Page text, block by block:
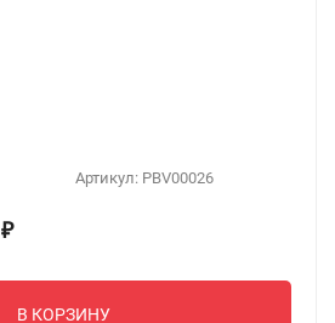
Артикул: PBV00026
₽
В КОРЗИНУ